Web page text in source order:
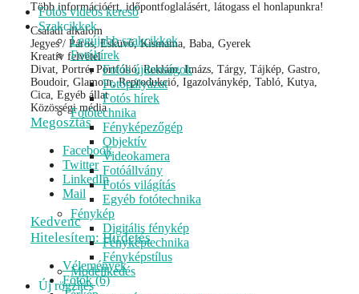
Fotós videós kereső
Szakcikkek
Legújabb szakcikkek
Fotóhírek
Fotós újdonságok
Fotópályázat
Fotós hírek
Fotótechnika
Fényképezőgép
Objektív
Videokamera
Fotóállvány
Fotós világítás
Egyéb fotótechnika
Fénykép
Digitális fénykép
Fényképtechnika
Fényképstílus
Modellkedés
Új rögzítés
Több információért, időpontfoglalásért, látogass el honlapunkra!
Családi alkalom
Jegyes / Páros, Esküvő, Kismama, Baba, Gyerek
Kreatív felvétel
Divat, Portré, Portfólió, Reklám, Imázs, Tárgy, Tájkép, Gastro,
Boudoir, Glamour, Reprodukció, Igazolványkép, Tabló, Kutya,
Cica, Egyéb állat
Közösségi média
Megosztás
Facebook
Twitter
LinkedIn
Mail
Kedvenc
Hitelesítem: Hirdetés
Vélemények
Fotók (6)